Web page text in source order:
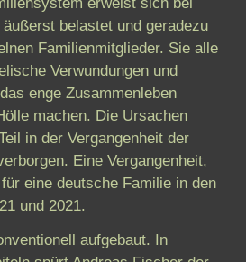
belastet und geradezu
Familienmitglieder. Sie alle
Verwundungen und
enge Zusammenleben
machen. Die Ursachen
in der Vergangenheit der
Eine Vergangenheit,
eine deutsche Familie in den
und 2021.
aufgebaut. In